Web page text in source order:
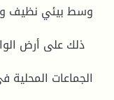
وسط بیئي نظیف
ذلك على أرض
الجماعات